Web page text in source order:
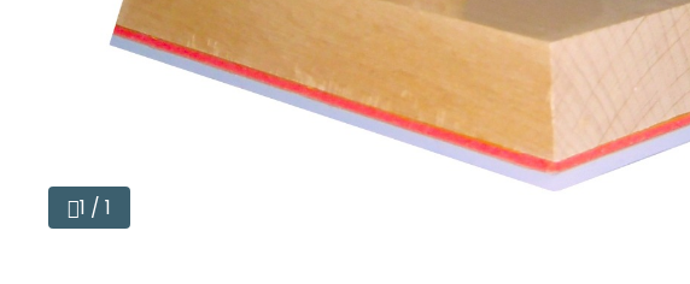
1 / 1